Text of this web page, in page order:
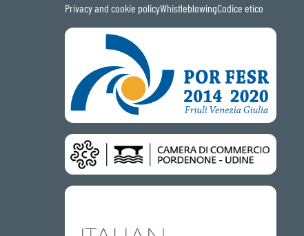
Privacy and cookie policyWhistleblowingCodice etico